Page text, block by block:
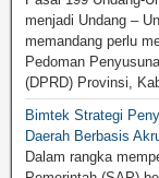
menjadi Undang –
memandang perlu
Pedoman
(DPRD) Provinsi,
Bimtek Strategi
Daerah Berbasis
Dalam rangka